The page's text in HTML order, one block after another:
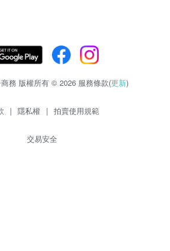
務 版權所有 © 2026 服務條款(更新)
| 隱私權 | 拍賣使用規範
交易安全